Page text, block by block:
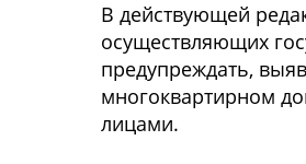
В действующей
осуществляющих
предупреждать,
многоквартирном
лицами.